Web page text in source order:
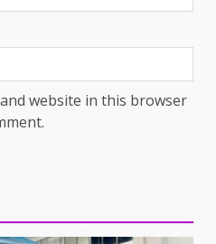
website in this browser